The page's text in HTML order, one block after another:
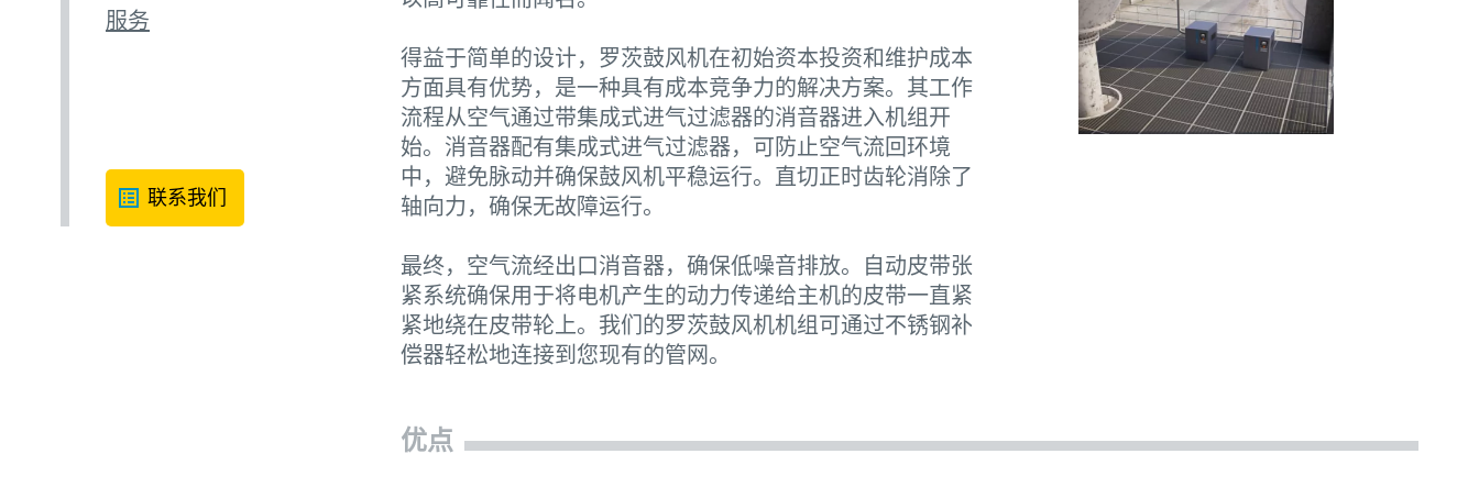
服务
联系我们
得益于简单的设计，罗茨鼓风机在初始资本投资和维护成本
方面具有优势，是一种具有成本竞争力的解决方案。其工作
流程从空气通过带集成式进气过滤器的消音器进入机组开
始。消音器配有集成式进气过滤器，可防止空气流回环境
中，避免脉动并确保鼓风机平稳运行。直切正时齿轮消除了
轴向力，确保无故障运行。
最终，空气流经出口消音器，确保低噪音排放。自动皮带张
紧系统确保用于将电机产生的动力传递给主机的皮带一直紧
紧地绕在皮带轮上。我们的罗茨鼓风机机组可通过不锈钢补
偿器轻松地连接到您现有的管网。
优点